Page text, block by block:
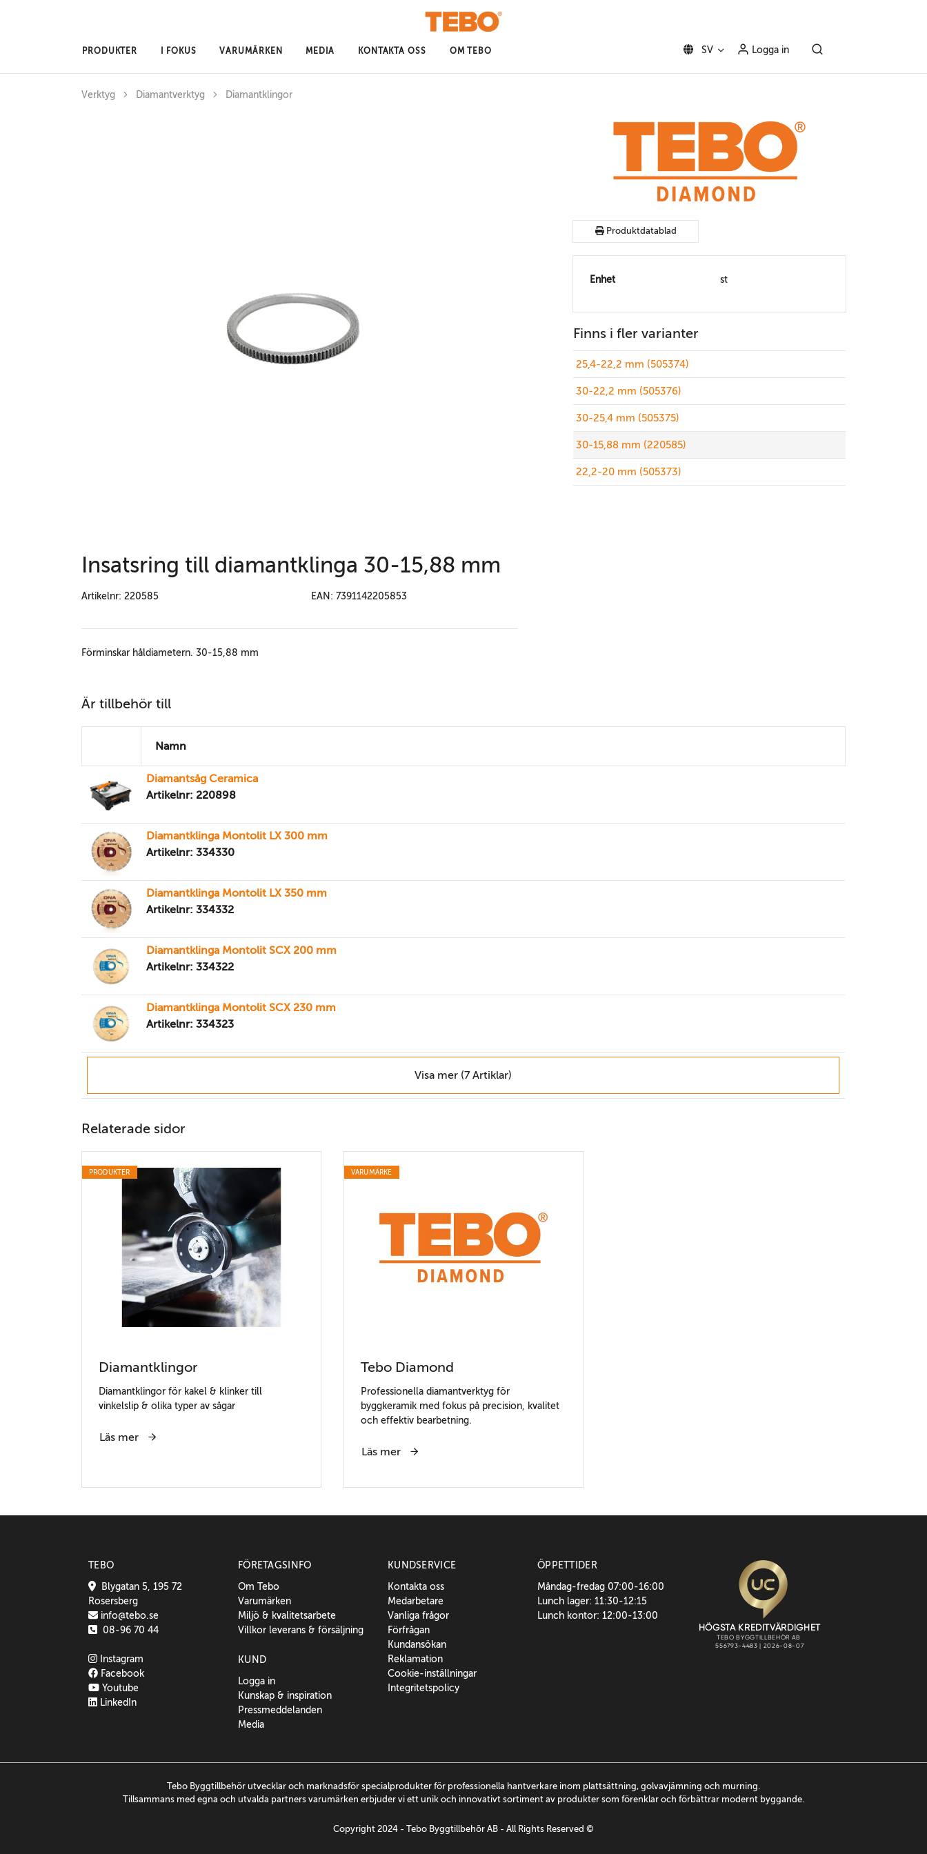
PRODUKTER I FOKUS VARUMÄRKEN MEDIA KONTAKTA OSS OM TEBO SV Logga in
Verktyg Diamantverktyg Diamantklingor
Insatsring till diamantklinga 30-15,88 mm
Artikelnr: 220585 EAN: 7391142205853
Förminskar håldiametern. 30-15,88 mm
Produktdatablad
Enhet st
Finns i fler varianter
25,4-22,2 mm (505374)
30-22,2 mm (505376)
30-25,4 mm (505375)
30-15,88 mm (220585)
22,2-20 mm (505373)
Är tillbehör till
Namn
Diamantsåg Ceramica
Artikelnr: 220898
Diamantklinga Montolit LX 300 mm
Artikelnr: 334330
Diamantklinga Montolit LX 350 mm
Artikelnr: 334332
Diamantklinga Montolit SCX 200 mm
Artikelnr: 334322
Diamantklinga Montolit SCX 230 mm
Artikelnr: 334323
Visa mer (7 Artiklar)
Relaterade sidor
PRODUKTER
Diamantklingor
Diamantklingor för kakel & klinker till
vinkelslip & olika typer av sågar
Läs mer
VARUMÄRKE
Tebo Diamond
Professionella diamantverktyg för
byggkeramik med fokus på precision, kvalitet
och effektiv bearbetning.
Läs mer
TEBO
Blygatan 5, 195 72
Rosersberg
info@tebo.se
08-96 70 44
Instagram
Facebook
Youtube
LinkedIn
FÖRETAGSINFO
Om Tebo
Varumärken
Miljö & kvalitetsarbete
Villkor leverans & försäljning
KUND
Logga in
Kunskap & inspiration
Pressmeddelanden
Media
KUNDSERVICE
Kontakta oss
Medarbetare
Vanliga frågor
Förfrågan
Kundansökan
Reklamation
Cookie-inställningar
Integritetspolicy
ÖPPETTIDER
Måndag-fredag 07:00-16:00
Lunch lager: 11:30-12:15
Lunch kontor: 12:00-13:00
Tebo Byggtillbehör utvecklar och marknadsför specialprodukter för professionella hantverkare inom plattsättning, golvavjämning och murning.
Tillsammans med egna och utvalda partners varumärken erbjuder vi ett unik och innovativt sortiment av produkter som förenklar och förbättrar modernt byggande.
Copyright 2024 - Tebo Byggtillbehõr AB - All Rights Reserved ©